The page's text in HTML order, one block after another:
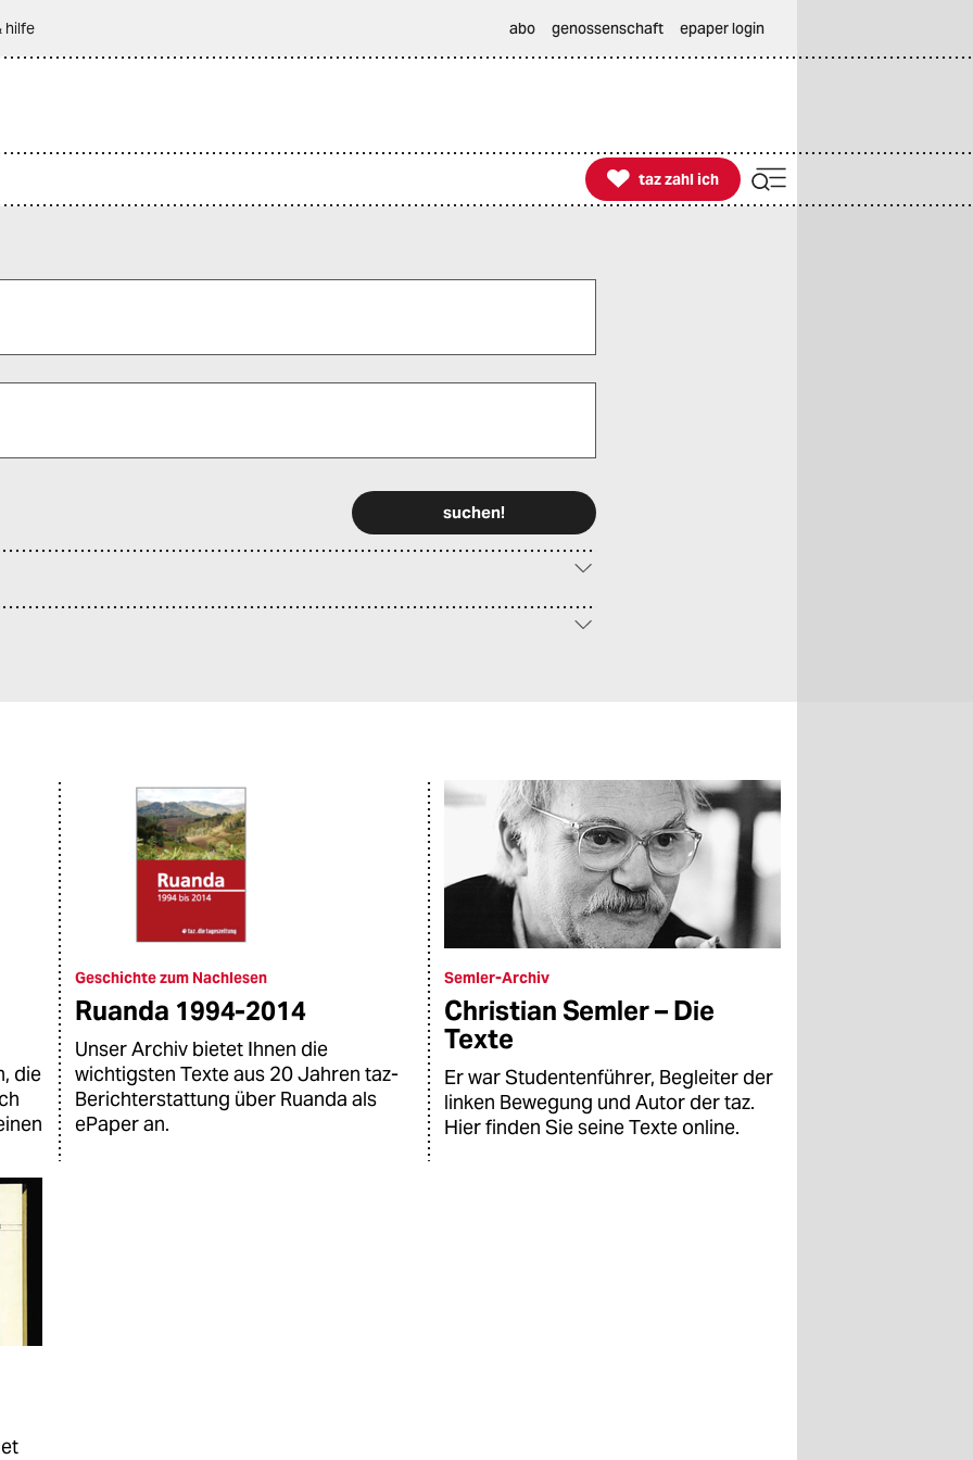
hilfe abo genossenschaft epaper login

taz zahl ich
taz zahl ich
die
Geschichte zum Nachlesen
Ruanda 1994-2014
Unser Archiv bietet Ihnen die
wichtigsten Texte aus 20 Jahren taz-
Berichterstattung über Ruanda als
ePaper an.
Semler-Archiv
Christian Semler – Die
Texte
Er war Studentenführer, Begleiter der
linken Bewegung und Autor der taz.
Hier finden Sie seine Texte online.